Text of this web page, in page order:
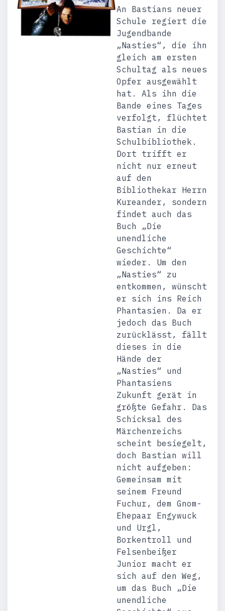
An Bastians neuer
Schule regiert die
Jugendbande
„Nasties“, die ihn
gleich am ersten
Schultag als neues
Opfer ausgewählt
hat. Als ihn die
Bande eines Tages
verfolgt, flüchtet
Bastian in die
Schulbibliothek.
Dort trifft er
nicht nur erneut
auf den
Bibliothekar Herrn
Kureander, sondern
findet auch das
Buch „Die
unendliche
Geschichte“
wieder. Um den
„Nasties“ zu
entkommen, wünscht
er sich ins Reich
Phantasien. Da er
jedoch das Buch
zurücklässt, fällt
dieses in die
Hände der
„Nasties“ und
Phantasiens
Zukunft gerät in
größte Gefahr. Das
Schicksal des
Märchenreichs
scheint besiegelt,
doch Bastian will
nicht aufgeben:
Gemeinsam mit
seinem Freund
Fuchur, dem Gnom-
Ehepaar Engywuck
und Urgl,
Borkentroll und
Felsenbeißer
Junior macht er
sich auf den Weg,
um das Buch „Die
unendliche